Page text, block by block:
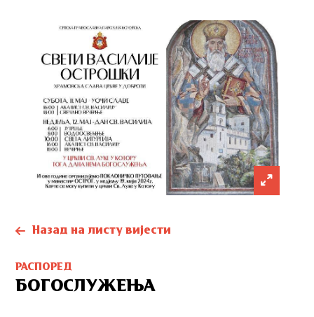
Назад на листу вијести
РАСПОРЕД
БОГОСЛУЖЕЊА